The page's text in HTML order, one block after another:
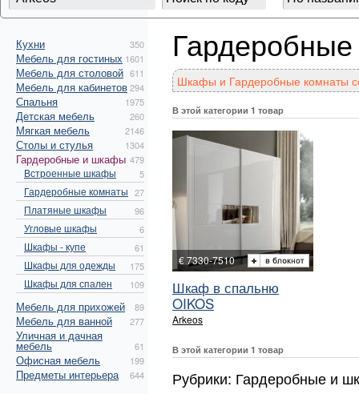
Кухни 350
Мебель для гостиных 1601
Мебель для столовой 611
Мебель для кабинетов294
Спальня 1975
Детская мебель 260
Мягкая мебель 2146
Столы и стулья 1304
Гардеробные и шкафы 479
Встроенные шкафы 5
Гардеробные комнаты 27
Платяные шкафы 96
Угловые шкафы 6
Шкафы - купе 61
Шкафы для одежды 175
Шкафы для спален 109
Мебель для прихожей 89
Мебель для ванной 277
Уличная и дачная
мебель 61
Офисная мебель 199
Предметы интерьера 644
Шкафы и Гардеробные комнаты
В этой категории 1 товар
€ 7330-7510
Шкаф в спальню
OIKOS
Arkeos
В этой категории 1 товар
Рубрики: Гардеробные и